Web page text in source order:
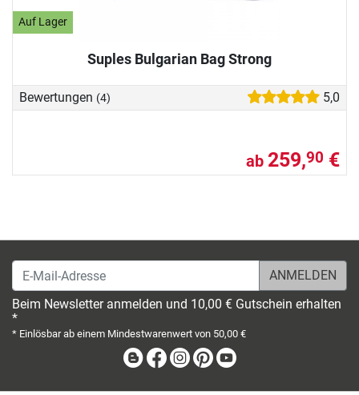
Auf Lager
Suples Bulgarian Bag Strong
Bewertungen (4) 5,0
ab 259,90 €
E-Mail-Adresse
Beim Newsletter anmelden und 10,00 € Gutschein erhalten
*
* Einlösbar ab einem Mindestwarenwert von 50,00 €
BlogFacebook
Instagram
Pinterest